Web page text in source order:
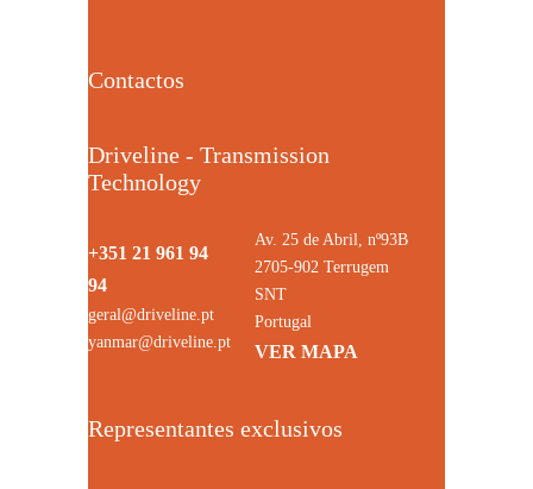
Contactos
Driveline - Transmission
Technology
+351 21 961 94
94
geral@driveline.pt
yanmar@driveline.pt
Av. 25 de Abril, nº93B
2705-902 Terrugem
SNT
Portugal
VER MAPA
Representantes exclusivos